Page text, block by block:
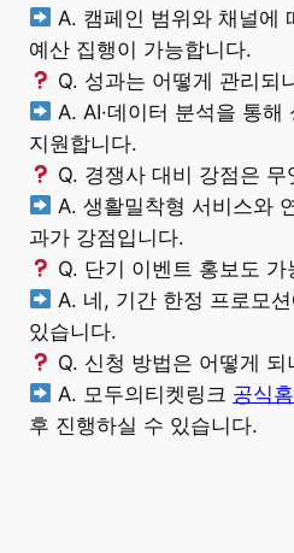
A. 캠페인 범위와 채널에
예산 집행이 가능합니다.
Q. 성과는 어떻게 관리되
A. AI·데이터 분석을 통
지원합니다.
Q. 경쟁사 대비 강점은 무
A. 생활밀착형 서비스와
과가 강점입니다.
Q. 단기 이벤트 홍보도 가
A. 네, 기간 한정 프로모
있습니다.
Q. 신청 방법은 어떻게 되
A. 모두의티켓링크 공식
후 진행하실 수 있습니다.